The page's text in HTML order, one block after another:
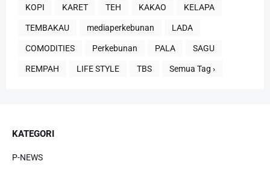
KOPI KARET TEH KAKAO KELAPA
TEMBAKAU mediaperkebunan LADA
COMODITIES Perkebunan PALA SAGU
REMPAH LIFE STYLE TBS Semua Tag ›
KATEGORI
P-NEWS